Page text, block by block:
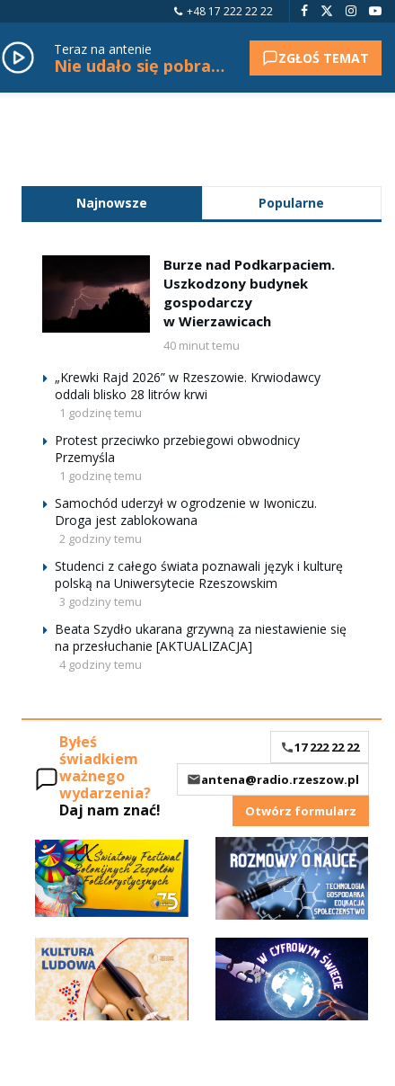
+48 17 222 22 22
Teraz na antenie
Nie udało się pobrać tytułu. ZGŁOŚ TEMAT
Najnowsze Popularne
Burze nad Podkarpaciem.
Uszkodzony budynek
gospodarczy
w Wierzawicach
40 minut temu
„Krewki Rajd 2026” w Rzeszowie. Krwiodawcy
oddali blisko 28 litrów krwi
1 godzinę temu
Protest przeciwko przebiegowi obwodnicy
Przemyśla
1 godzinę temu
Samochód uderzył w ogrodzenie w Iwoniczu.
Droga jest zablokowana
2 godziny temu
Studenci z całego świata poznawali język i kulturę
polską na Uniwersytecie Rzeszowskim
3 godziny temu
Beata Szydło ukarana grzywną za niestawienie się
na przesłuchanie [AKTUALIZACJA]
4 godziny temu
Byłeś
świadkiem
ważnego
wydarzenia?
Daj nam znać!
17 222 22 22
antena@radio.rzeszow.pl
Otwórz formularz